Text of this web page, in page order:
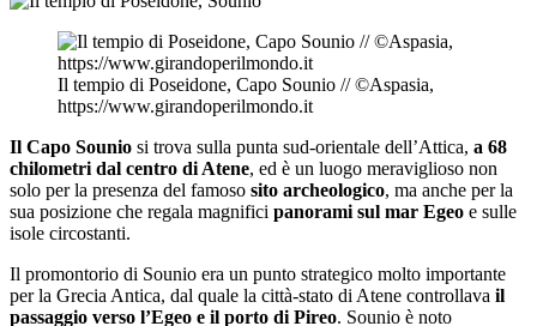
Il tempio di Poseidone, Capo Sounio // ©Aspasia,
https://www.girandoperilmondo.it
Il Capo Sounio si trova sulla punta sud-orientale dell’Attica, a 68
chilometri dal centro di Atene, ed è un luogo meraviglioso non
solo per la presenza del famoso sito archeologico, ma anche per la
sua posizione che regala magnifici panorami sul mar Egeo e sulle
isole circostanti.
Il promontorio di Sounio era un punto strategico molto importante
per la Grecia Antica, dal quale la città-stato di Atene controllava il
passaggio verso l’Egeo e il porto di Pireo. Sounio è noto